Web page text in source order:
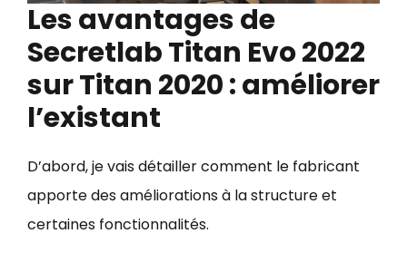
Les avantages de
Secretlab Titan Evo 2022
sur Titan 2020 : améliorer
l’existant
D’abord, je vais détailler comment le fabricant
apporte des améliorations à la structure et
certaines fonctionnalités.